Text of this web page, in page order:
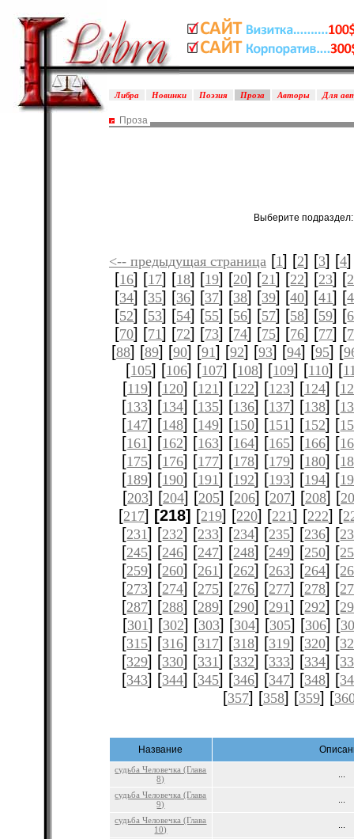
Либра Новинки Поэзия Проза Авторы Для
Проза
Выберите
<-- предыдущая страница [1] [2] [3] [4
[16] [17] [18] [19] [20] [21] [22] [23] [
[34] [35] [36] [37] [38] [39] [40] [41] [
[52] [53] [54] [55] [56] [57] [58] [59] [
[70] [71] [72] [73] [74] [75] [76] [77] [
[88] [89] [90] [91] [92] [93] [94] [95] [
[105] [106] [107] [108] [109] [110] [
[119] [120] [121] [122] [123] [124] [
[133] [134] [135] [136] [137] [138] [
[147] [148] [149] [150] [151] [152] [
[161] [162] [163] [164] [165] [166] [
[175] [176] [177] [178] [179] [180] [
[189] [190] [191] [192] [193] [194] [
[203] [204] [205] [206] [207] [208] [
[217] [218] [219] [220] [221] [222] [
[231] [232] [233] [234] [235] [236] [
[245] [246] [247] [248] [249] [250] [
[259] [260] [261] [262] [263] [264] [
[273] [274] [275] [276] [277] [278] [
[287] [288] [289] [290] [291] [292] [
[301] [302] [303] [304] [305] [306] [
[315] [316] [317] [318] [319] [320] [
[329] [330] [331] [332] [333] [334] [
[343] [344] [345] [346] [347] [348] [
[357] [358] [359] [
Название
судьба Человечка (Глава
8)
судьба Человечка (Глава
9)
судьба Человечка (Глава
10)